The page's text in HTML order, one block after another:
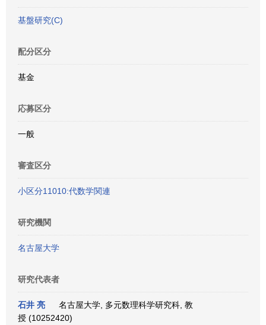
基盤研究(C)
配分区分
基金
応募区分
一般
審査区分
小区分11010:代数学関連
研究機関
名古屋大学
研究代表者
石井 亮
名古屋大学, 多元数理科学研究科, 教
授 (10252420)